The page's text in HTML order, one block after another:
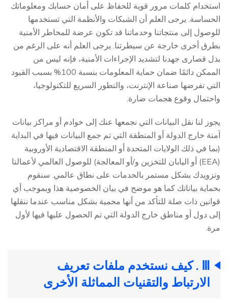
استخدام كلمات مرور قوية للحفاظ على أمان حسابك ومعلوماتك
الحساسة. يرجى العلم أن الشبكات والأنظمة التي تستخدمها
للوصول إلى منتجاتنا وخدماتنا قد تكون عرضة للمخاطر الأمنية
بطرق أخرى خارجة عن سيطرتنا. يرجى العلم أنه على الرغم من
بذل قصارى جهدنا لتشديد الإجراءات الأمنية، فإنه ليس من
الممكن دائمًا ضمان حماية المعلومات بنسبة 100% بسبب القيود
التي تفرضها صناعة الإنترنت، والتطور السريع للتكنولوجيا،
واحتمال وقوع هجمات ضارة.
يجوز لنا نقل البيانات التي نجمعها عنك إلى خوادم أو مراكز بيانات
آمنة خارج الدولة أو المنطقة التي تم جمع البيانات فيها في البداية
(بما في ذلك الولايات المتحدة أو المنطقة الاقتصادية الأوروبية
(EEA) أو اليابان للتخزين و/أو المعالجة) للوصول العالمي لأعمالنا
وتزويدك بشكل مستمر بالخدمات على نطاق عالمي. سنقوم
بحماية بياناتك كما هو موضح في بيان الخصوصية هذا وبموجب أي
قوانين ذات صلة للتأكد من أنها محمية بشكل مناسب عندما ننقلها
إلى دول أو مناطق خارج الدولة التي تم الحصول عليها فيها لأول
مرة.
Ⅲ . كيف نستخدم ملفات تعريف
الارتباط والتقنيات المماثلة الأخرى